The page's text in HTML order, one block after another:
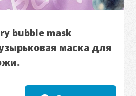
bubble mask
маска для